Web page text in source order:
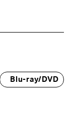
Blu-ray/DVD